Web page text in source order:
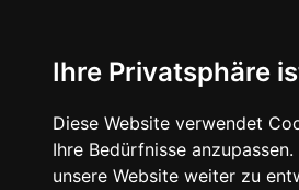
Ihre Privatsphäre
Diese Website verwendet
Ihre Bedürfnisse
unsere Website weiter zu